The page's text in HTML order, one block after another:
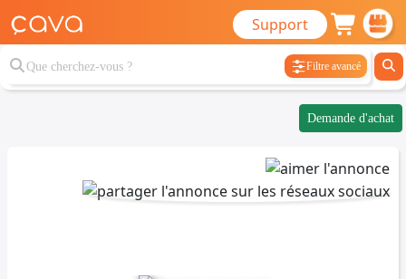
Support
Filtre avancé
Demande d'achat